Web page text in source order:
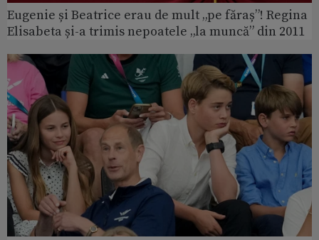
Eugenie și Beatrice erau de mult „pe făraș”! Regina
Elisabeta și-a trimis nepoatele „la muncă” din 2011